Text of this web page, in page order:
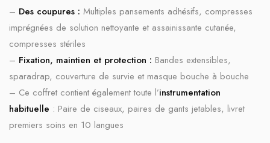
– Des coupures : Multiples pansements adhésifs, compresses
imprégnées de solution nettoyante et assainissante cutanée,
compresses stériles
– Fixation, maintien et protection : Bandes extensibles,
sparadrap, couverture de survie et masque bouche à bouche
– Ce coffret contient également toute l’instrumentation
habituelle : Paire de ciseaux, paires de gants jetables, livret
premiers soins en 10 langues